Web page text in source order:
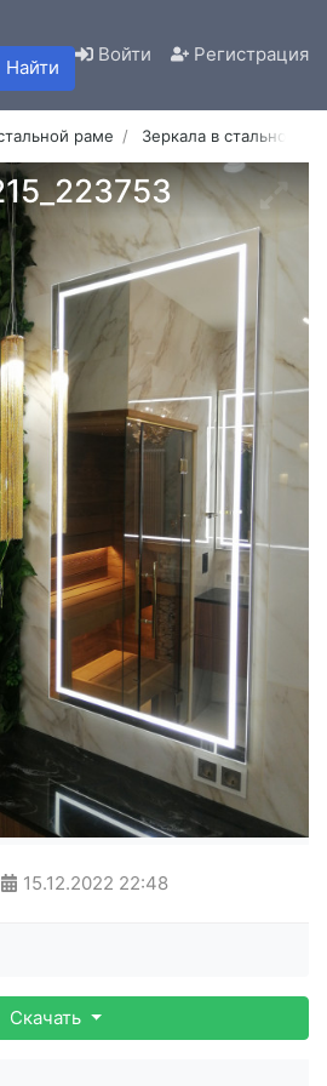
Найти
Войти Регистрация
раме Зеркала в стальной
15.12.2022 22:48
Скачать